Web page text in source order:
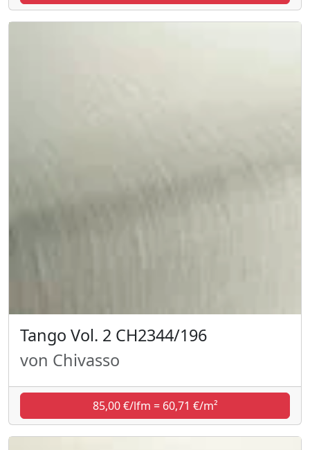
Tango Vol. 2 CH2344/196
von Chivasso
85,00 €/lfm = 60,71 €/m²